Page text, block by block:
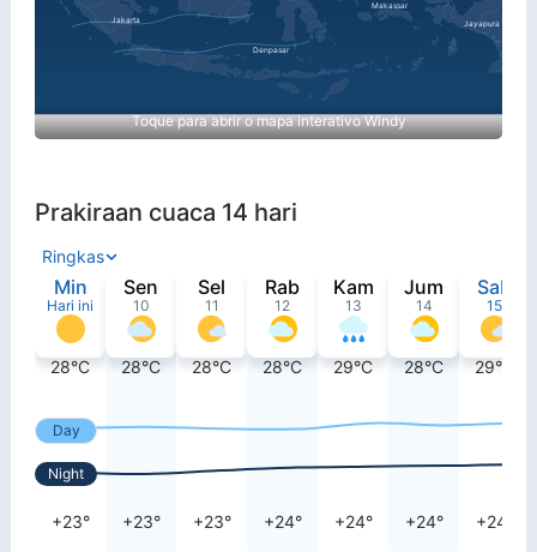
Toque para abrir o mapa interativo Windy
Prakiraan cuaca 14 hari
Ringkas
Min
Hari ini
28°C
+23°
Sen
10
28°C
+23°
Sel
11
28°C
+23°
Rab
12
28°C
+24°
Kam
13
29°C
+24°
Jum
14
28°C
+24°
Sab
15
29°C
+24°
Day
Night